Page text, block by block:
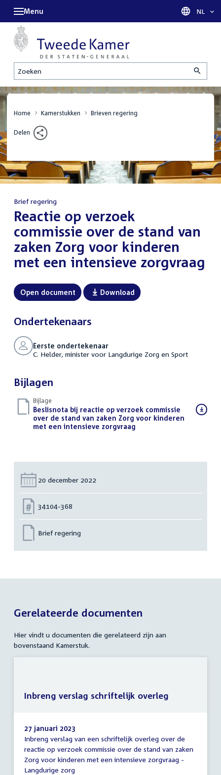
Zoeken
Menu Taal
NL
Home Kamerstukken Brieven regering
Delen
Brief regering
:Reactie op verzoek
commissie over de stand van
zaken Zorg voor kinderen
met een intensieve zorgvraag
Open document Download
Ondertekenaars
Eerste ondertekenaar
C. Helder, minister voor Langdurige Zorg en Sport
Bijlagen
Bijlage
Download
bestand:
Beslisnota bij reactie op verzoek commissie
over de stand van zaken Zorg voor kinderen
met een intensieve zorgvraag
Datum:
20 december 2022
Nummer:
34104-368
Brief regering
Gerelateerde documenten
Hier vindt u documenten die gerelateerd zijn aan
bovenstaand Kamerstuk.
Inbreng
verslag
schriftelijk
overleg
27 januari 2023
Inbreng verslag van een schriftelijk overleg over de
reactie op verzoek commissie over de stand van zaken
Zorg voor kinderen met een intensieve zorgvraag -
Langdurige zorg
Inbreng verslag schriftelijk overleg